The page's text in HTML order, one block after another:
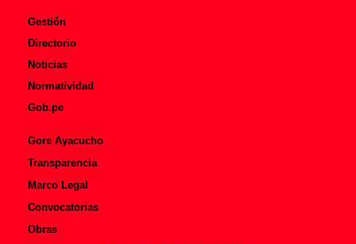
Gestión
Directorio
Noticias
Normatividad
Gob.pe
Gore Ayacucho
Transparencia
Marco Legal
Convocatorias
Obras